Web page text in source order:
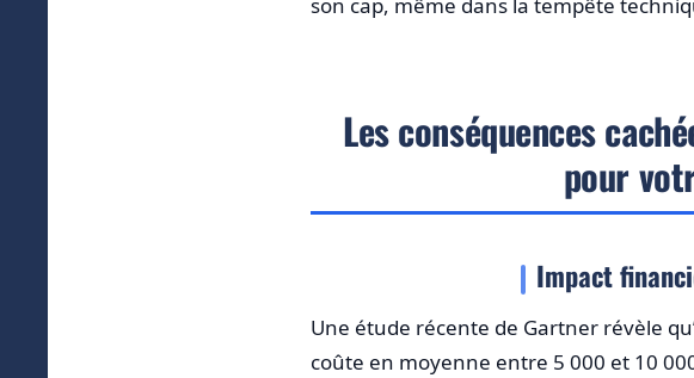
son cap, même dans la tempête
Les conséquences
pour
Impact
Une étude récente de Gartner révèle
coûte en moyenne entre 5 000 et 10